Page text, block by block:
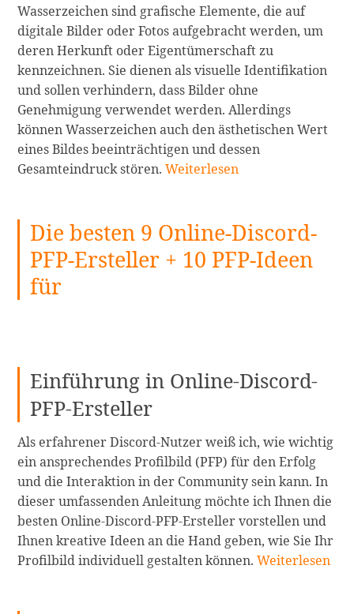
zum
Zuschneiden
und
Einfügen
von
Fo
weiterlesen
Wasserzeichen sind grafische Elemente, die auf
digitale Bilder oder Fotos aufgebracht werden, um
deren Herkunft oder Eigentümerschaft zu
kennzeichnen. Sie dienen als visuelle Identifikation
und sollen verhindern, dass Bilder ohne
Genehmigung verwendet werden. Allerdings
können Wasserzeichen auch den ästhetischen Wert
eines Bildes beeinträchtigen und dessen
Gesamteindruck stören.Die
Wasserzeichenentferner
klare
App
weiterlesen
Weiterlesen
Die besten 9 Online-Discord-
PFP-Ersteller + 10 PFP-Ideen
für
Einführung in Online-Discord-
PFP-Ersteller
Als erfahrener Discord-Nutzer weiß ich, wie wichtig
ein ansprechendes Profilbild (PFP) für den Erfolg
und die Interaktion in der Community sein kann. In
dieser umfassenden Anleitung möchte ich Ihnen die
besten Online-Discord-PFP-Ersteller vorstellen und
Ihnen kreative Ideen an die Hand geben, wie Sie Ihr
Profilbild individuell gestalten können.Die
Weiterlesen